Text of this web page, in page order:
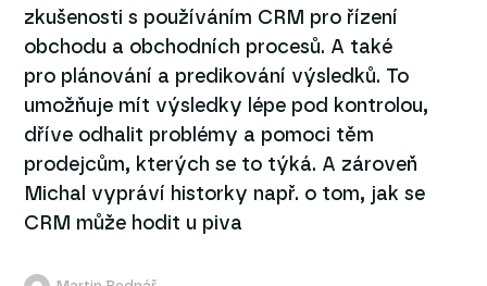
zkušenosti s používáním CRM pro řízení
obchodu a obchodních procesů. A také
pro plánování a predikování výsledků. To
umožňuje mít výsledky lépe pod kontrolou,
dříve odhalit problémy a pomoci těm
prodejcům, kterých se to týká. A zároveň
Michal vypráví historky např. o tom, jak se
CRM může hodit u piva